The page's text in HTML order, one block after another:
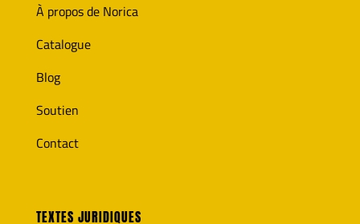
À propos de Norica
Catalogue
Blog
Soutien
Contact
TEXTES JURIDIQUES